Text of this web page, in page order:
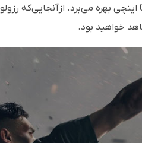
خواهید بود.